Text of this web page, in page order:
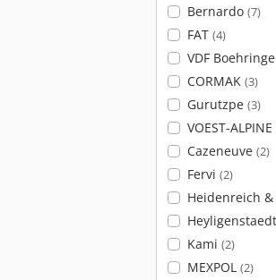
Bernardo (7)
FAT (4)
VDF
CORMAK (3)
Gurutzpe (3)
VOEST-ALPINE
Cazeneuve (2)
Fervi (2)
Heidenreich
Heyligenstaedt
Kami (2)
MEXPOL (2)